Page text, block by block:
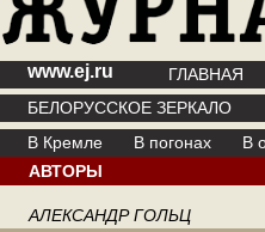
www.ej.ru ГЛАВНАЯ
БЕЛОРУССКОЕ ЗЕРКАЛО
В Кремле
В погонах В
АВТОРЫ
АЛЕКСАНДР ГОЛЬЦ